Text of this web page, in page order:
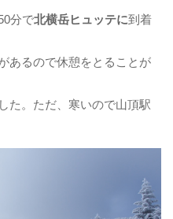
分で北横岳ヒュッテに到着
あるので休憩をとることが
た。ただ、寒いので山頂駅